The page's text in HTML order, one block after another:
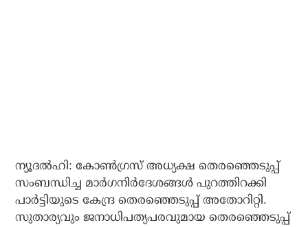
ന്യൂദല്‍ഹി: കോണ്‍ഗ്രസ് അധ്യക്ഷ തെരഞ്ഞെടുപ്പ്
സംബന്ധിച്ച മാര്‍ഗനിര്‍ദേശങ്ങള്‍ പുറത്തിറക്കി
പാര്‍ട്ടിയുടെ കേന്ദ്ര തെരഞ്ഞെടുപ്പ് അതോറിറ്റി.
സുതാര്യവും ജനാധിപത്യപരവുമായ തെരഞ്ഞെടുപ്പ്